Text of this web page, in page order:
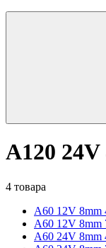
A120
4 товара
A60 12V 8mm
A60 12V 8mm
A60 24V 8mm